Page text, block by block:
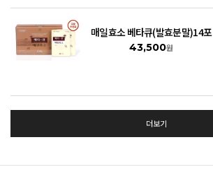
매일효소 베타큐(발효분말)14포
43,500원
더보기